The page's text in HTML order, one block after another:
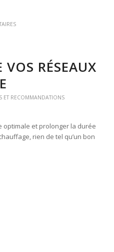
RÉSEAUX
ET RECOMMANDATIONS
et prolonger la durée
rien de tel qu’un bon